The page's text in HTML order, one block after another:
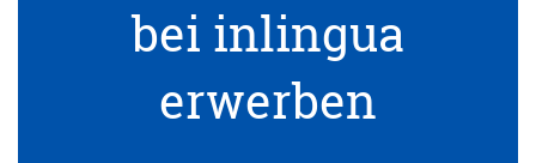
bei inlingua
erwerben